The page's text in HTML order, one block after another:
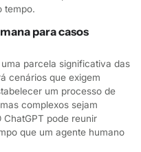
tempo.
para casos
parcela significativa das
cenários que exigem
um processo de
complexos sejam
ChatGPT pode reunir
que um agente humano